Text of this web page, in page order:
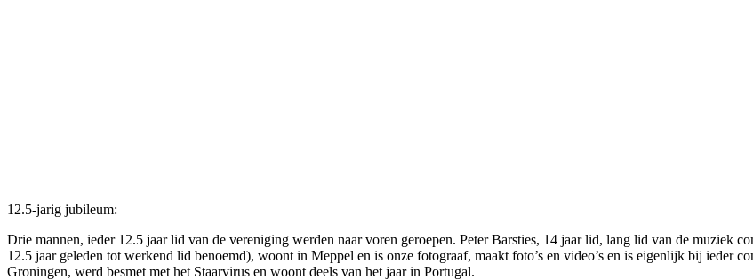
12.5-jarig jubileum:
Drie mannen, ieder 12.5 jaar lid van de vereniging werden naar voren geroepen. Peter Barsties, 14 jaar lid, lang lid van de muziek
12.5 jaar geleden tot werkend lid benoemd), woont in Meppel en is onze fotograaf, maakt foto’s en video’s en is eigenlijk bij ieder
Groningen, werd besmet met het Staarvirus en woont deels van het jaar in Portugal.